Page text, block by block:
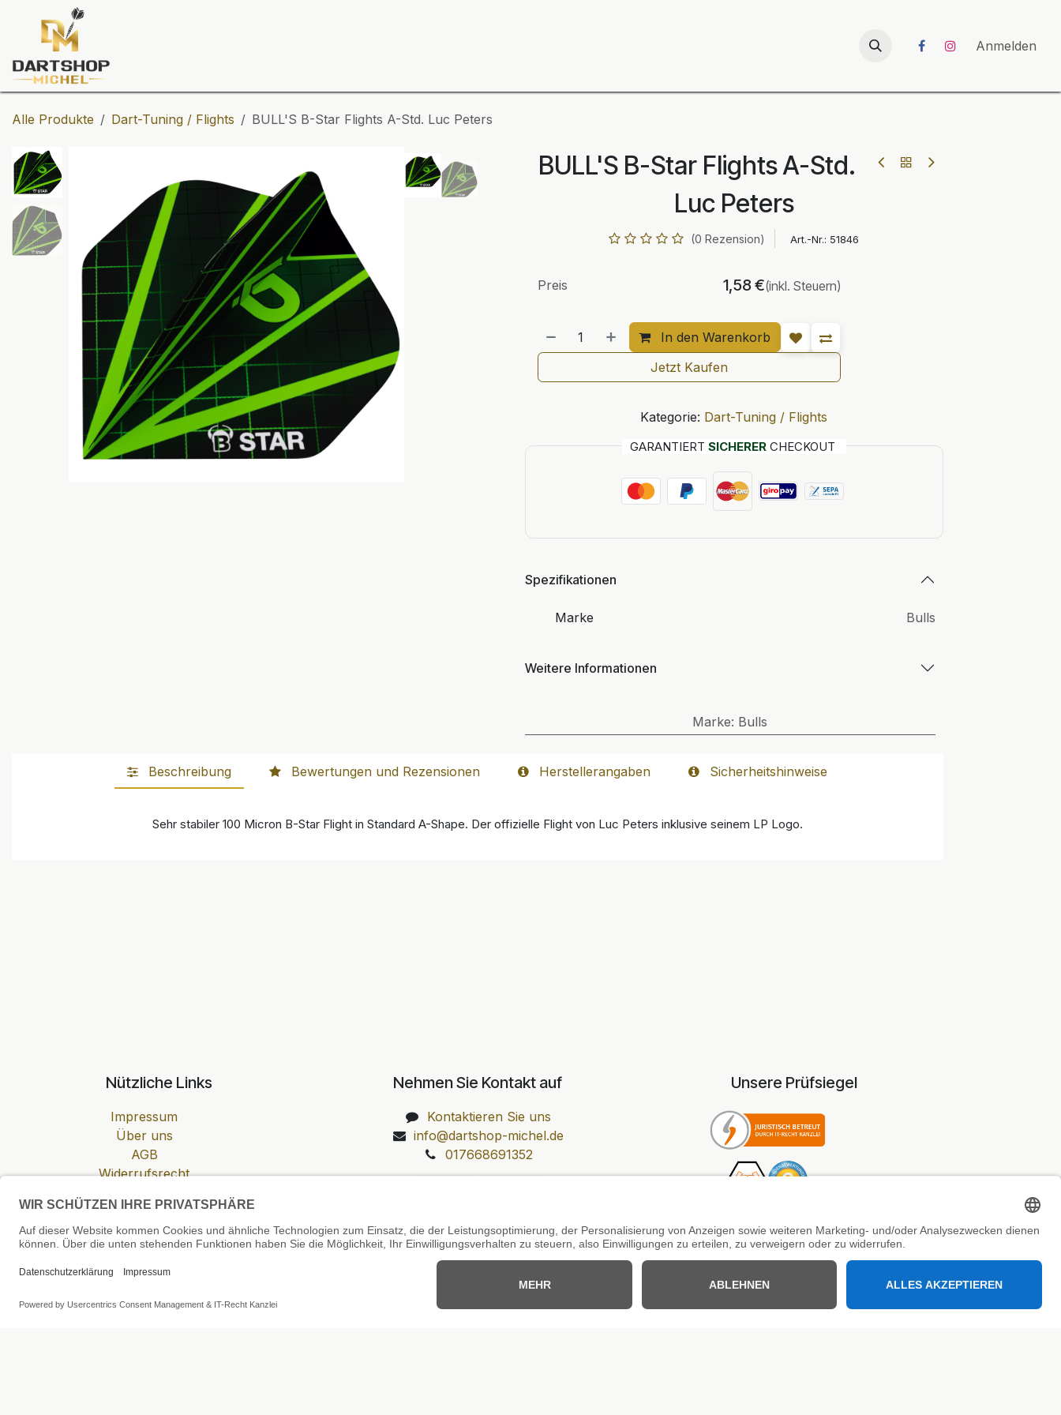
Zum Inhalt springen
UNICORN-Launch 2026 Anmelden
Alle Produkte Dart-Tuning / Flights BULL'S B-Star Flights A-Std. Luc Peters
BULL'S B-Star Flights A-Std.
Luc Peters
(0 Rezension) Art.-Nr.: 51846
In den Warenkorb
Preis 1,58€(inkl. Steuern)
Jetzt Kaufen
Kategorie: Dart-Tuning / Flights
GARANTIERT SICHERERCHECKOUT
Spezifikationen
Marke Bulls
Weitere Informationen
Marke: Bulls
Beschreibung Bewertungen und Rezensionen Herstellerangaben Sicherheitshinweise
Sehr stabiler 100 Micron B-Star Flight in Standard A-Shape. Der offizielle Flight von Luc Peters inklusive seinem LP Logo.
Nützliche Links
Impressum
Über uns
AGB
Widerrufsrecht
Zahlung & Versand
Cookie-Einstellungen
Nehmen Sie Kontakt auf
Kontaktieren Sie uns
info@dartshop-michel.de
017668691352
Unsere Prüfsiegel